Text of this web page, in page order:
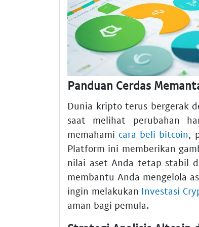
Panduan Cerdas
Dunia kripto terus bergerak
saat melihat perubahan
memahami cara beli bitcoin,
Platform ini memberikan
nilai aset Anda tetap stabil
membantu Anda mengelola
ingin melakukan Investasi
aman bagi pemula.